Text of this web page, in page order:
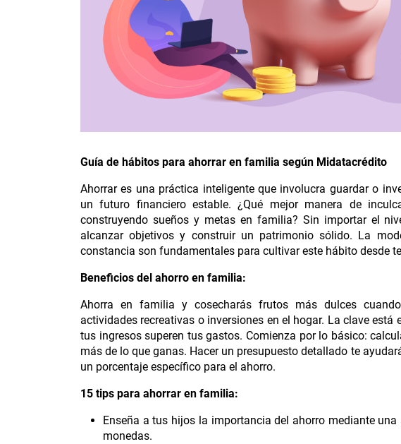
Guía de hábitos para ahorrar en familia según Midatacrédito
Ahorrar es una práctica inteligente que involucra guardar o
un futuro financiero estable. ¿Qué mejor manera de
construyendo sueños y metas en familia? Sin importar el
alcanzar objetivos y construir un patrimonio sólido. La
constancia son fundamentales para cultivar este hábito desde
Beneficios del ahorro en familia:
Ahorra en familia y cosecharás frutos más dulces
actividades recreativas o inversiones en el hogar. La clave
tus ingresos superen tus gastos. Comienza por lo básico:
más de lo que ganas. Hacer un presupuesto detallado te
un porcentaje específico para el ahorro.
15 tips para ahorrar en familia:
Enseña a tus hijos la importancia del ahorro mediante
monedas.